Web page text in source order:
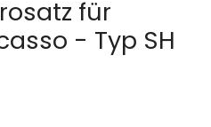
für
- Typ SH